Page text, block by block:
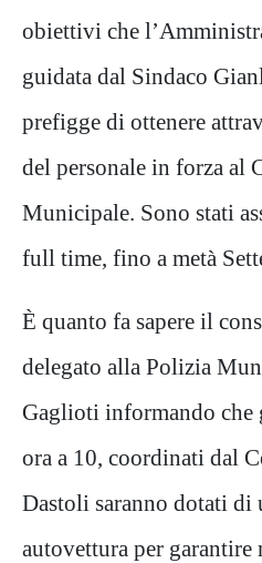
obiettivi che
guidata dal Sindaco
prefigge di ottenere
del personale in forza al
Municipale. Sono stati
full time, fino a metà
È quanto fa sapere il
delegato alla Polizia
Gaglioti informando che
ora a 10, coordinati dal
Dastoli saranno dotati di
autovettura per